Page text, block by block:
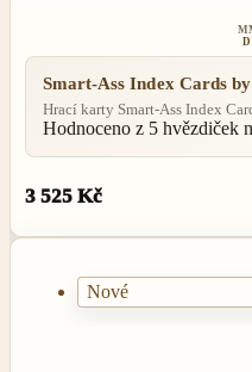
Smart-Ass Index Cards
Hrací karty Smart-Ass Index
Hodnoceno z 5 hvězdiček
3 525 Kč
Nové